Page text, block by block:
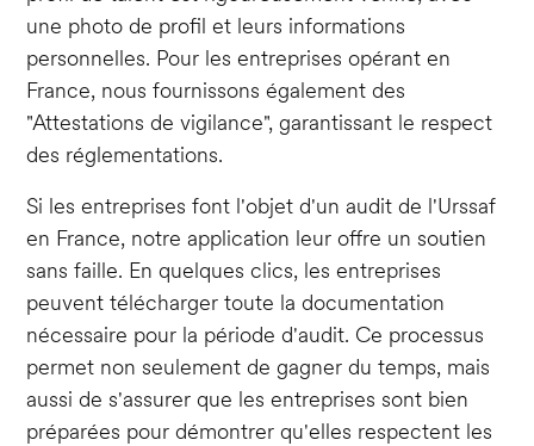
une photo de profil et leurs informations
personnelles. Pour les entreprises opérant en
France, nous fournissons également des
"Attestations de vigilance", garantissant le respect
des réglementations.
Si les entreprises font l'objet d'un audit de l'Urssaf
en France, notre application leur offre un soutien
sans faille. En quelques clics, les entreprises
peuvent télécharger toute la documentation
nécessaire pour la période d'audit. Ce processus
permet non seulement de gagner du temps, mais
aussi de s'assurer que les entreprises sont bien
préparées pour démontrer qu'elles respectent les